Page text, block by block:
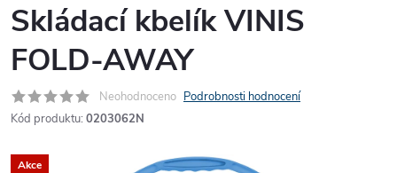
Skládací kbelík VINIS
FOLD-AWAY
Neohodnoceno Podrobnosti hodnocení
Kód produktu: 0203062N
Akce